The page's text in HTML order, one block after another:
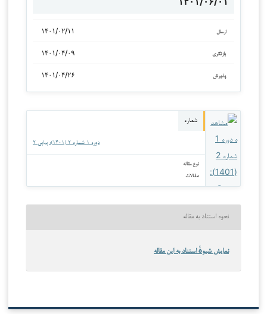
ارسال ۱۴۰۱/۰۲/۱۱
بازنگری ۱۴۰۱/۰۴/۰۹
پذیرش ۱۴۰۱/۰۴/۲۶
شماره
دوره ۱ شماره ۲ (۱۴۰۱): پیاپی ۲
نوع مقاله
مقالات
نحوه استناد به مقاله
نمایش شیوهٔ استناد به این مقاله